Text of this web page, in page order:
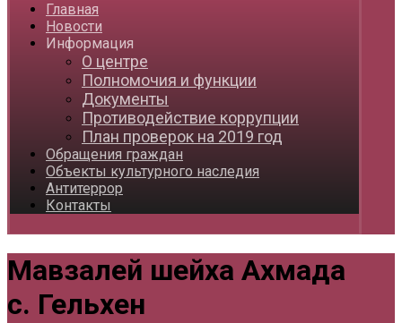
Главная
Новости
Информация
О центре
Полномочия и функции
Документы
Противодействие коррупции
План проверок на 2019 год
Обращения граждан
Объекты культурного наследия
Антитеррор
Контакты
Мавзалей шейха Ахмада
с. Гельхен